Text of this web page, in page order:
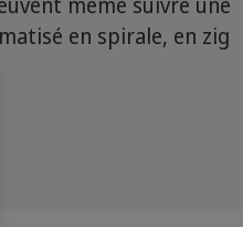
en spirale, en zig